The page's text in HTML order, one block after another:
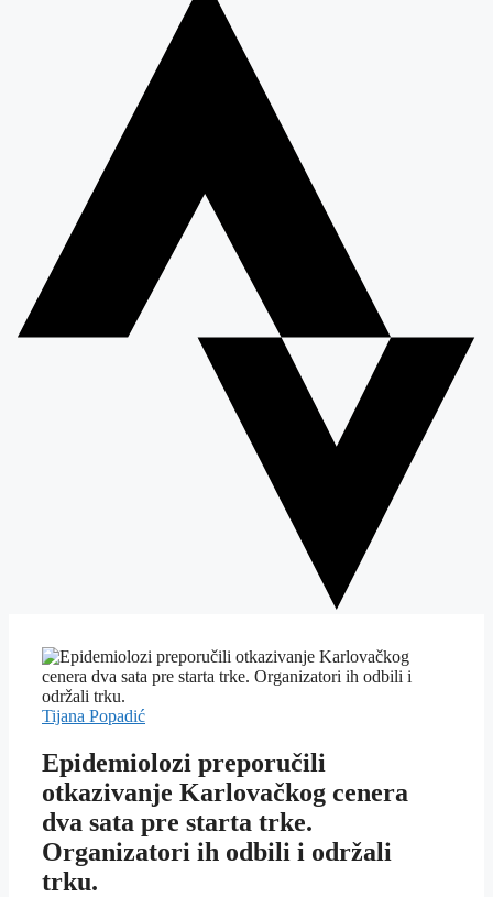
Tijana Popadić
Epidemiolozi preporučili
otkazivanje Karlovačkog cenera
dva sata pre starta trke.
Organizatori ih odbili i održali
trku.